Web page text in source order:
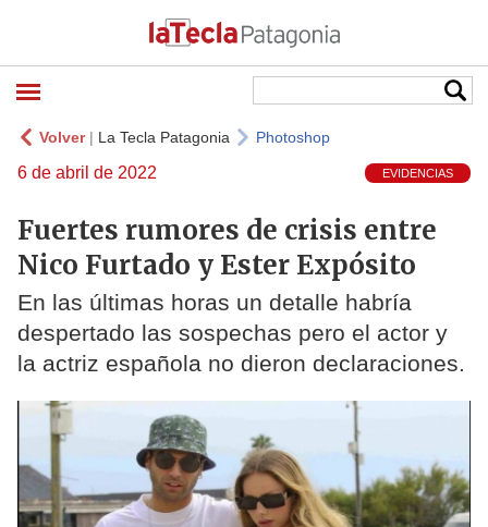
Volver| La Tecla Patagonia Photoshop
6 de abril de 2022 EVIDENCIAS
Fuertes rumores de crisis entre
Nico Furtado y Ester Expósito
En las últimas horas un detalle habría
despertado las sospechas pero el actor y
la actriz española no dieron declaraciones.